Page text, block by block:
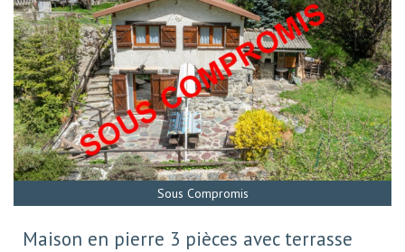
Sous Compromis
Maison en pierre 3 pièces avec terrasse